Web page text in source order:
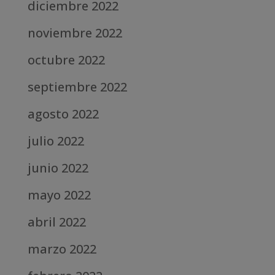
diciembre 2022
noviembre 2022
octubre 2022
septiembre 2022
agosto 2022
julio 2022
junio 2022
mayo 2022
abril 2022
marzo 2022